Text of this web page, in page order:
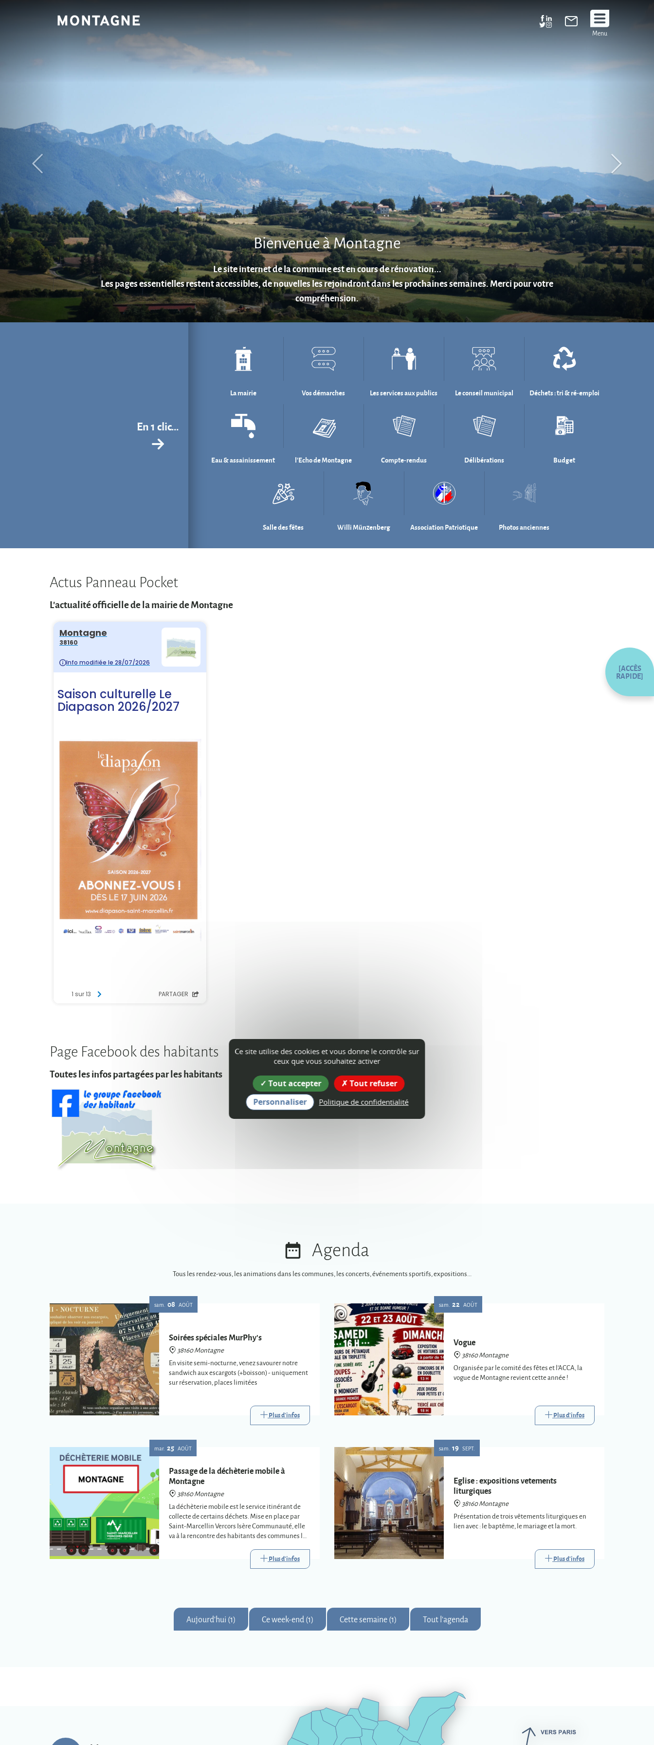
Suivez Menu
[ACCÈS
RAPIDE]
Aire de jeux au cœur du village.
En 1 clic...
La mairie Vos démarches Les services aux publics Le conseil municipal Déchets : tri & ré-emploi
Eau & assainissement l'Echo de Montagne Compte-rendus Délibérations Budget
Salle des fêtes Willi Münzenberg Association Patriotique Photos anciennes
Actus Panneau Pocket
L'actualité officielle de la mairie de Montagne
Page Facebook des habitants
Toutes les infos partagées par les habitants
Agenda
Tous les rendez-vous, les animations dans les communes, les concerts, événements sportifs, expositions...
sam. 08 AOÛT
Soirées spéciales MurPhy's
38160 Montagne
En visite semi-nocturne, venez savourer notre
sandwich aux escargots (+boisson) - uniquement
sur réservation, places limitées
Plus d'infos
sam. 22 AOÛT
Vogue
38160 Montagne
Organisée par le comité des fêtes et l'ACCA, la
vogue de Montagne revient cette année !
Plus d'infos
mar. 25 AOÛT
Passage de la déchèterie mobile à
Montagne
38160 Montagne
La déchèterie mobile est le service itinérant de
collecte de certains déchets. Mise en place par
Saint-Marcellin Vercors Isère Communauté, elle
va à la rencontre des habitants des communes les
Plus d'infos
sam. 19 SEPT.
Eglise : expositions vetements
liturgiques
38160 Montagne
Présentation de trois vêtements liturgiques en
lien avec : le baptême, le mariage et la mort.
Plus d'infos
Aujourd'hui (1) Ce week-end (1) Cette semaine (1) Tout l'agenda
Ce site utilise des cookies et vous donne le contrôle sur
ceux que vous souhaitez activer
Tout accepter
Tout refuser
Personnaliser
Politique de confidentialité